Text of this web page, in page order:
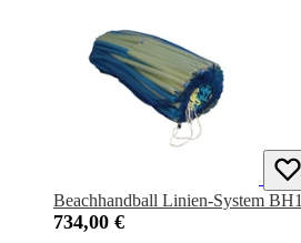
Beachhandball Linien-System BH1
734,00 €